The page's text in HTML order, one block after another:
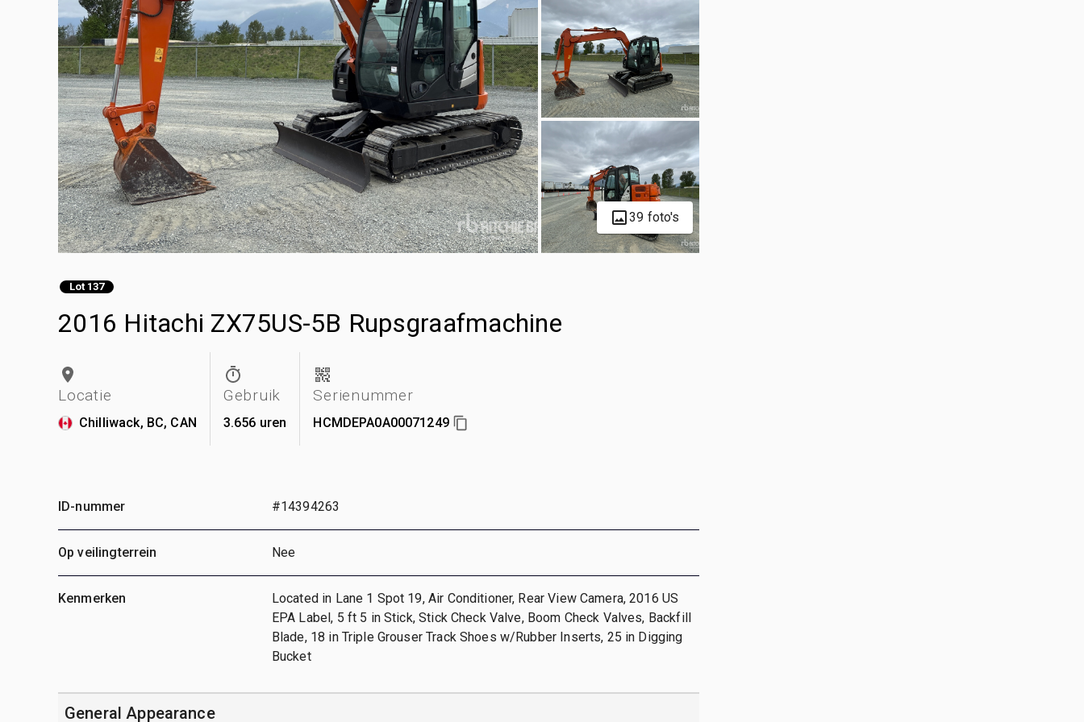
39 foto's
Lot 137
2016 Hitachi ZX75US-5B Rupsgraafmachine
Locatie
Chilliwack, BC, CAN
Gebruik
3.656 uren
Serienummer
HCMDEPA0A00071249
ID-nummer #14394263
Op veilingterrein Nee
Kenmerken
Located in Lane 1 Spot 19, Air Conditioner, Rear View Camera, 2016 US
EPA Label, 5 ft 5 in Stick, Stick Check Valve, Boom Check Valves, Backfill
Blade, 18 in Triple Grouser Track Shoes w/Rubber Inserts, 25 in Digging
Bucket
General Appearance